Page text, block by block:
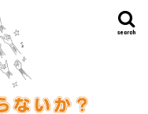
search